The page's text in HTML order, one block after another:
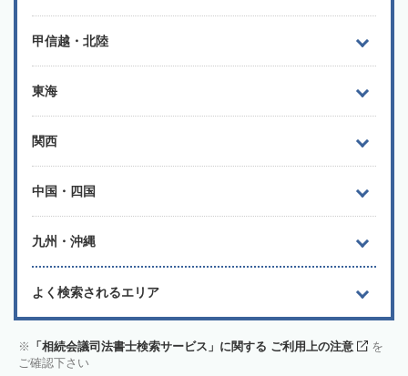
甲信越・北陸
東海
関西
中国・四国
九州・沖縄
よく検索されるエリア
「相続会議司法書士検索サービス」に関する ご利用上の注意
を
ご確認下さい